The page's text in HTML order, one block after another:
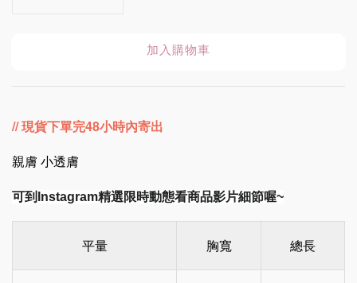
加入購物車
// 現貨下單完48小時內寄出
親膚 小透膚
可到Instagram精選限時動態看商品影片細節喔~
平量 胸寬 總長